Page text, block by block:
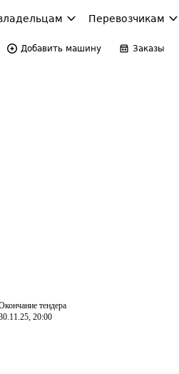
Перевозчикам
Добавить машину Заказы
тендера
20:00